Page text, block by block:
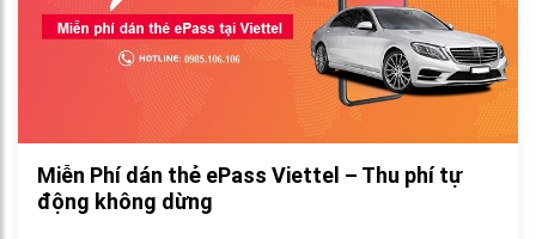
Miễn Phí dán thẻ ePass Viettel – Thu phí tự
động không dừng